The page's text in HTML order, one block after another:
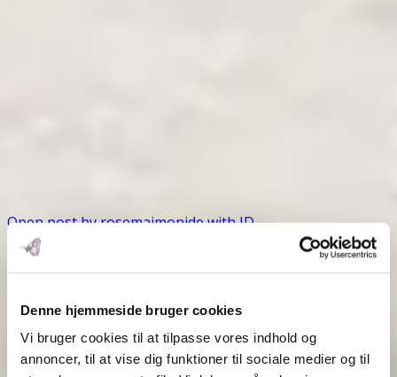
Denne hjemmeside bruger cookies
Vi bruger cookies til at tilpasse vores indhold og
annoncer, til at vise dig funktioner til sociale medier og til
Open post by rosemaimonide with ID
18155419726492178